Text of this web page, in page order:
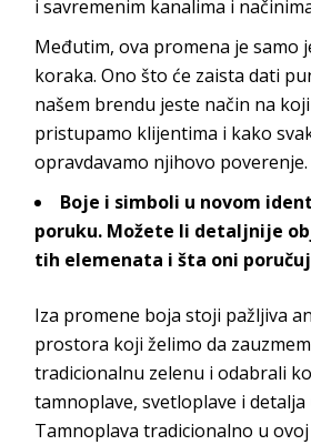
isavremenim kanalima i
Međutim, ova promena je samo
koraka. Ono što će zaista dati
našem brendu jeste način na
pristupamo klijentima i kako
opravdavamo njihovo poverenje.
Boje i simboli u novom
poruku. Možete li detaljnije
tih elemenata i šta oni
Iza promene boja stoji pažljiva
prostora koji želimo da
tradicionalnu zelenu i odabrali
tamnoplave, svetloplave i detalja
Tamnoplava tradicionalno u